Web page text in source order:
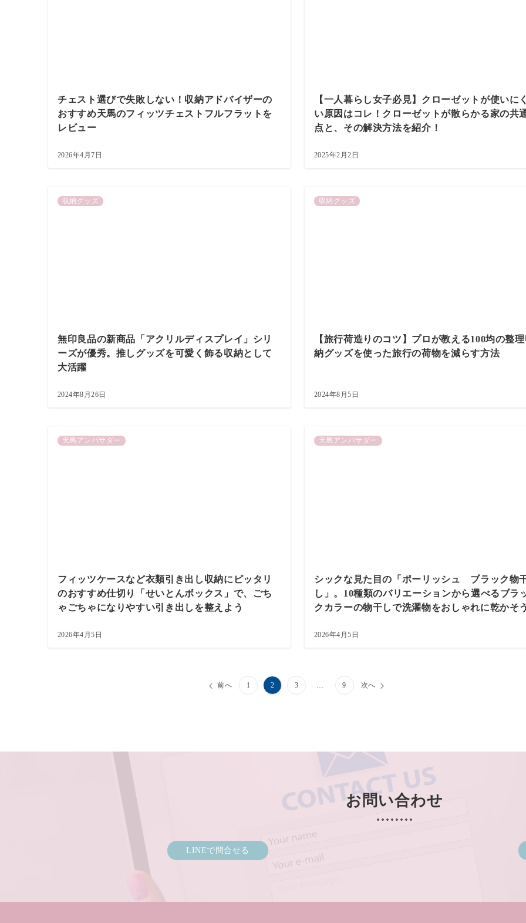
チェスト選びで失敗しない！収納アドバイザーの
おすすめ天馬のフィッツチェストフルフラットを
レビュー
2026年4月7日
【一人暮らし女子必見】クローゼットが使いに
い原因はコレ！クローゼットが散らかる家の共
点と、その解決方法を紹介！
2025年2月2日
収納グッズ
無印良品の新商品「アクリルディスプレイ」シリ
ーズが優秀。推しグッズを可愛く飾る収納として
大活躍
2024年8月26日
収納グッズ
【旅行荷造りのコツ】プロが教える100均の整
納グッズを使った旅行の荷物を減らす方法
2024年8月5日
天馬アンバサダー
フィッツケースなど衣類引き出し収納にピッタリ
のおすすめ仕切り「せいとんボックス」で、ごち
ゃごちゃになりやすい引き出しを整えよう
2026年4月5日
天馬アンバサダー
シックな見た目の「ポーリッシュ ブラック物
し」。10種類のバリエーションから選べるブラ
クカラーの物干しで洗濯物をおしゃれに乾かそ
2026年4月5日
前へ 1 2 3 … 9 次へ
お問い合わせ
LINEで問合せる